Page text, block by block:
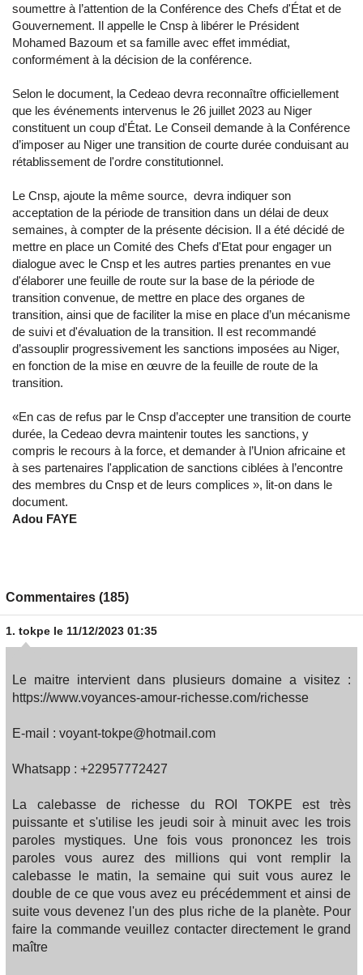
soumettre à l’attention de la Conférence des Chefs d'État et de
Gouvernement. Il appelle le Cnsp à libérer le Président
Mohamed Bazoum et sa famille avec effet immédiat,
conformément à la décision de la conférence.
Selon le document, la Cedeao devra reconnaître officiellement
que les événements intervenus le 26 juillet 2023 au Niger
constituent un coup d'État. Le Conseil demande à la Conférence
d’imposer au Niger une transition de courte durée conduisant au
rétablissement de l'ordre constitutionnel.
Le Cnsp, ajoute la même source, devra indiquer son
acceptation de la période de transition dans un délai de deux
semaines, à compter de la présente décision. Il a été décidé de
mettre en place un Comité des Chefs d'Etat pour engager un
dialogue avec le Cnsp et les autres parties prenantes en vue
d'élaborer une feuille de route sur la base de la période de
transition convenue, de mettre en place des organes de
transition, ainsi que de faciliter la mise en place d’un mécanisme
de suivi et d'évaluation de la transition. Il est recommandé
d’assouplir progressivement les sanctions imposées au Niger,
en fonction de la mise en œuvre de la feuille de route de la
transition.
«En cas de refus par le Cnsp d’accepter une transition de courte
durée, la Cedeao devra maintenir toutes les sanctions, y
compris le recours à la force, et demander à l’Union africaine et
à ses partenaires l'application de sanctions ciblées à l’encontre
des membres du Cnsp et de leurs complices », lit-on dans le
document.
Adou FAYE
Commentaires (185)
1. tokpe le 11/12/2023 01:35
Le maitre intervient dans plusieurs domaine a visitez :
https://www.voyances-amour-richesse.com/richesse
E-mail : voyant-tokpe@hotmail.com
Whatsapp : +22957772427
La calebasse de richesse du ROI TOKPE est très
puissante et s'utilise les jeudi soir à minuit avec les trois
paroles mystiques. Une fois vous prononcez les trois
paroles vous aurez des millions qui vont remplir la
calebasse le matin, la semaine qui suit vous aurez le
double de ce que vous avez eu précédemment et ainsi de
suite vous devenez l'un des plus riche de la planète. Pour
faire la commande veuillez contacter directement le grand
maître